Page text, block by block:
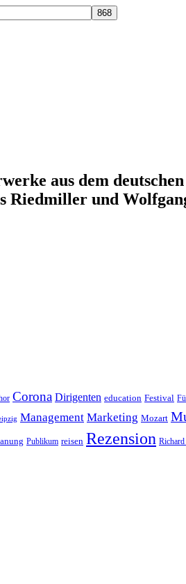
aus dem
Riedmiller und
Corona Dirigenten education Festival
Management Marketing Mozart
Publikum reisen Rezension Richard